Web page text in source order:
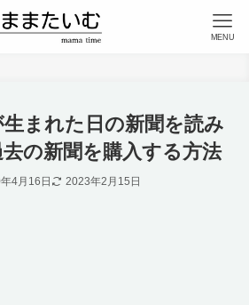
MENU
まれた日の新聞を読み
の新聞を購入する方法
4月16日 2023年2月15日